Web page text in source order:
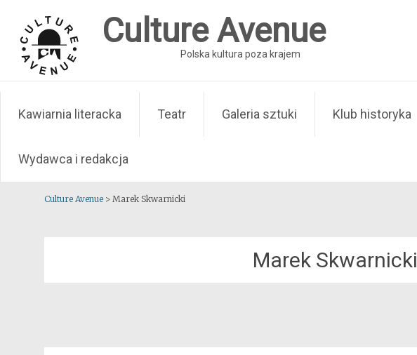
content
Culture Avenue
Polska kultura poza krajem
Kawiarnia literacka Teatr Galeria sztuki Klub historyka
Wydawca i redakcja
Culture Avenue > Marek Skwarnicki
Marek Skwarnicki